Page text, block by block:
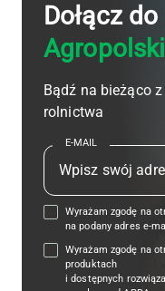
Dołącz
Agropolski
Bądź na bieżąco
rolnictwa
E-MAIL
Wyrażam zgodę na
na podany adres e-
Wyrażam zgodę na
produktach
i dostępnych